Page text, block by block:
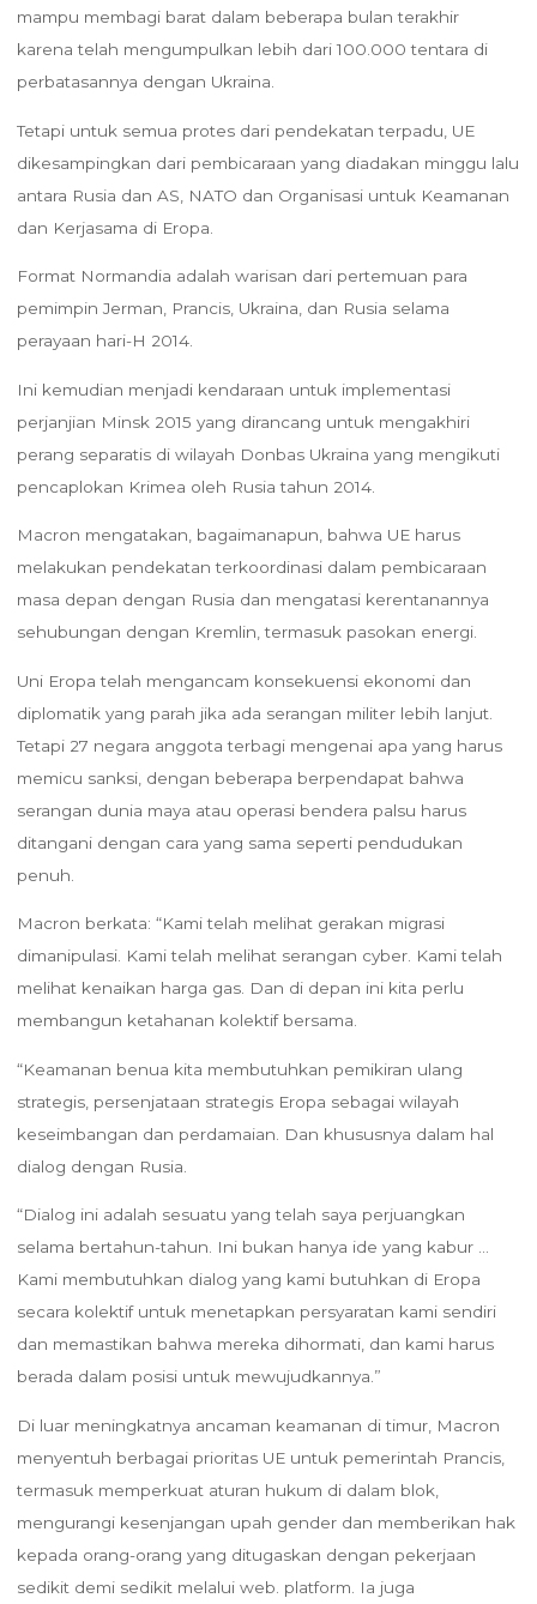
mampu membagi barat dalam beberapa bulan terakhir
karena telah mengumpulkan lebih dari 100.000 tentara di
perbatasannya dengan Ukraina.
Tetapi untuk semua protes dari pendekatan terpadu, UE
dikesampingkan dari pembicaraan yang diadakan minggu lalu
antara Rusia dan AS, NATO dan Organisasi untuk Keamanan
dan Kerjasama di Eropa.
Format Normandia adalah warisan dari pertemuan para
pemimpin Jerman, Prancis, Ukraina, dan Rusia selama
perayaan hari-H 2014.
Ini kemudian menjadi kendaraan untuk implementasi
perjanjian Minsk 2015 yang dirancang untuk mengakhiri
perang separatis di wilayah Donbas Ukraina yang mengikuti
pencaplokan Krimea oleh Rusia tahun 2014.
Macron mengatakan, bagaimanapun, bahwa UE harus
melakukan pendekatan terkoordinasi dalam pembicaraan
masa depan dengan Rusia dan mengatasi kerentanannya
sehubungan dengan Kremlin, termasuk pasokan energi.
Uni Eropa telah mengancam konsekuensi ekonomi dan
diplomatik yang parah jika ada serangan militer lebih lanjut.
Tetapi 27 negara anggota terbagi mengenai apa yang harus
memicu sanksi, dengan beberapa berpendapat bahwa
serangan dunia maya atau operasi bendera palsu harus
ditangani dengan cara yang sama seperti pendudukan
penuh.
Macron berkata: “Kami telah melihat gerakan migrasi
dimanipulasi. Kami telah melihat serangan cyber. Kami telah
melihat kenaikan harga gas. Dan di depan ini kita perlu
membangun ketahanan kolektif bersama.
“Keamanan benua kita membutuhkan pemikiran ulang
strategis, persenjataan strategis Eropa sebagai wilayah
keseimbangan dan perdamaian. Dan khususnya dalam hal
dialog dengan Rusia.
“Dialog ini adalah sesuatu yang telah saya perjuangkan
selama bertahun-tahun. Ini bukan hanya ide yang kabur …
Kami membutuhkan dialog yang kami butuhkan di Eropa
secara kolektif untuk menetapkan persyaratan kami sendiri
dan memastikan bahwa mereka dihormati, dan kami harus
berada dalam posisi untuk mewujudkannya.”
Di luar meningkatnya ancaman keamanan di timur, Macron
menyentuh berbagai prioritas UE untuk pemerintah Prancis,
termasuk memperkuat aturan hukum di dalam blok,
mengurangi kesenjangan upah gender dan memberikan hak
kepada orang-orang yang ditugaskan dengan pekerjaan
sedikit demi sedikit melalui web. platform. Ia juga